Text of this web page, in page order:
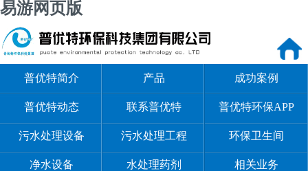
易游网页版
普优特简介 产品 成功案例
普优特动态 联系普优特 普优特环保APP
污水处理设备 污水处理工程 环保卫生间
净水设备 水处理药剂 相关业务